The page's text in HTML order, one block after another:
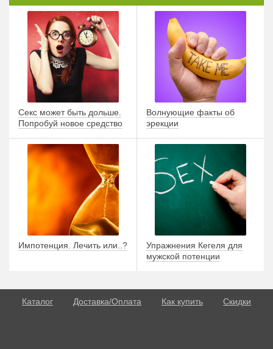
Секс может быть дольше.
Попробуй новое средство
Волнующие факты об
эрекции
Импотенция. Лечить или..?
Упражнения Кегеля для
мужской потенции
Каталог Доставка/Оплата Как купить
Скидки